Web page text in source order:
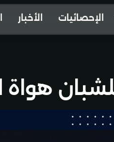
الإحصائيات الأخبار